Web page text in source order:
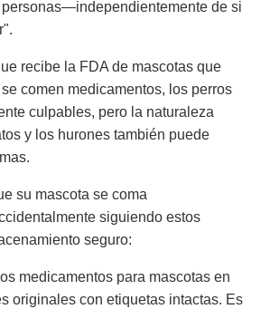
personas—independientemente de si
recibe la FDA de mascotas que
comen medicamentos, los perros
culpables, pero la naturaleza
y los hurones también puede
su mascota se coma
siguiendo estos
seguro:
medicamentos para mascotas en
originales con etiquetas intactas. Es